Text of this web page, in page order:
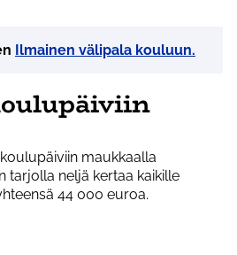
Ilmainen välipala kouluun.
maukkaalla
tarjolla neljä kertaa kaikille
44 000 euroa.
Koko Tuusula